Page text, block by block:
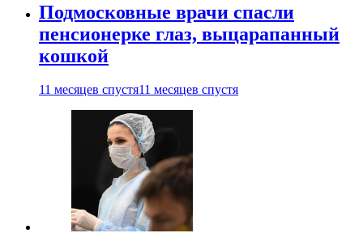
Подмосковные врачи спасли
пенсионерке глаз, выцарапанный
кошкой
11 месяцев спустя11 месяцев спустя